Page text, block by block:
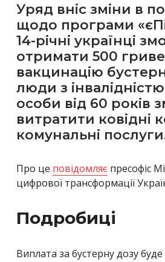
Уряд вніс зміни в
щодо програми
14-річні українці
отримати 500
вакцинацію
люди з інвалідністю
особи від 60 років
витратити ковідні
комунальні
Про це повідомляє пресофіс
цифрової трансформації
Подробиці
Виплата за бустерну дозу